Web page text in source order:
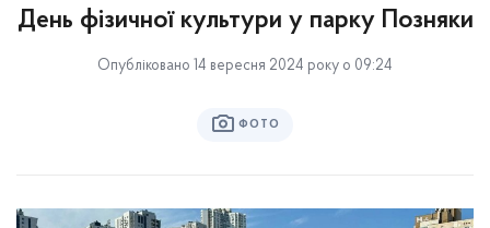
День фізичної культури у парку Позняки
Опубліковано 14 вересня 2024 року о 09:24
ФОТО